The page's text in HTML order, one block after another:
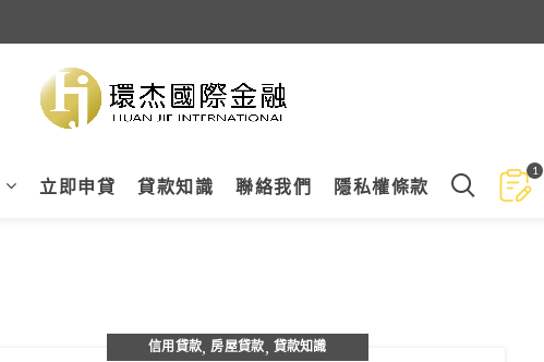
立即申貸 貸款知識 聯絡我們 隱私權條款
1
信用貸款,房屋貸款, 貸款知識